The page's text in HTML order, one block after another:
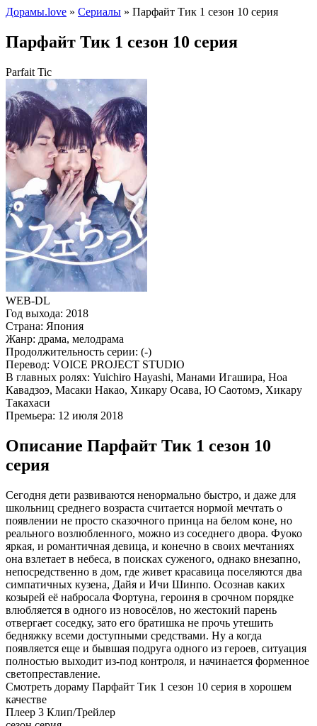
Дорамы.love » Сериалы » Парфайт Тик 1 сезон 10 серия
Парфайт Тик 1 сезон 10 серия
Parfait Tic
WEB-DL
Год выхода: 2018
Страна: Япония
Жанр: драма, мелодрама
Продолжительность серии: (-)
Перевод: VOICE PROJECT STUDIO
В главных ролях: Yuichiro Hayashi, Манами Игашира, Ноа
Кавадзоэ, Масаки Накао, Хикару Осава, Ю Саотомэ, Хикару
Такахаси
Премьера: 12 июля 2018
Описание Парфайт Тик 1 сезон 10
серия
Сегодня дети развиваются ненормально быстро, и даже для
школьниц среднего возраста считается нормой мечтать о
появлении не просто сказочного принца на белом коне, но
реального возлюбленного, можно из соседнего двора. Фуоко
яркая, и романтичная девица, и конечно в своих мечтаниях
она взлетает в небеса, в поисках суженого, однако внезапно,
непосредственно в дом, где живет красавица поселяются два
симпатичных кузена, Дайя и Ичи Шинпо. Осознав каких
козырей её набросала Фортуна, героиня в срочном порядке
влюбляется в одного из новосёлов, но жестокий парень
отвергает соседку, зато его братишка не прочь утешить
бедняжку всеми доступными средствами. Ну а когда
появляется еще и бывшая подруга одного из героев, ситуация
полностью выходит из-под контроля, и начинается форменное
светопреставление.
Смотреть дораму Парфайт Тик 1 сезон 10 серия в хорошем
качестве
Плеер 3 Клип/Трейлер